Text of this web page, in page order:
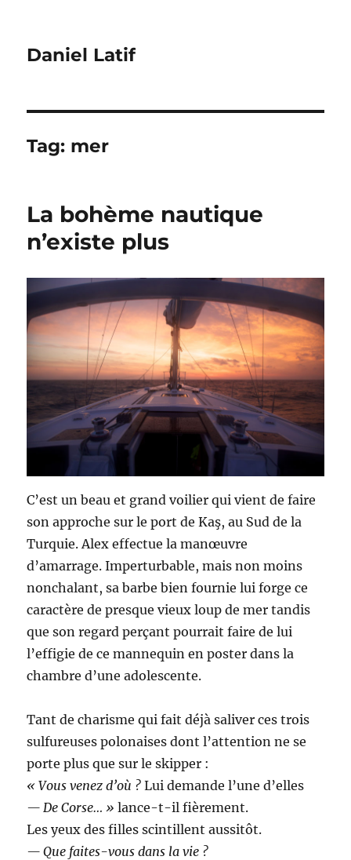
Daniel Latif
Tag: mer
La bohème nautique
n’existe plus
C’est un beau et grand voilier qui vient de faire
son approche sur le port de Kaş, au Sud de la
Turquie. Alex effectue la manœuvre
d’amarrage. Imperturbable, mais non moins
nonchalant, sa barbe bien fournie lui forge ce
caractère de presque vieux loup de mer tandis
que son regard perçant pourrait faire de lui
l’effigie de ce mannequin en poster dans la
chambre d’une adolescente.
Tant de charisme qui fait déjà saliver ces trois
sulfureuses polonaises dont l’attention ne se
porte plus que sur le skipper :
« Vous venez d’où ? Lui demande l’une d’elles
— De Corse… » lance-t-il fièrement.
Les yeux des filles scintillent aussitôt.
— Que faites-vous dans la vie ?